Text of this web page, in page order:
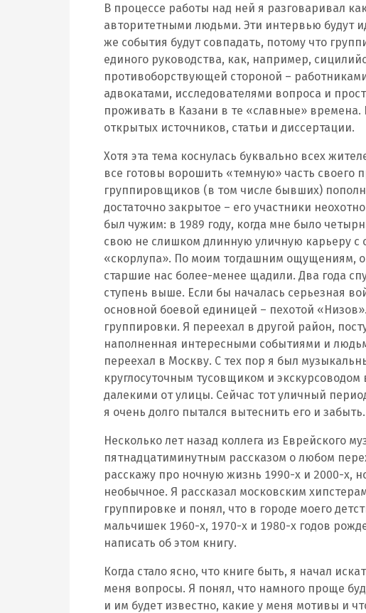
В процессе работы над ней я разговаривал
авторитетными людьми. Эти интервью будут
же события будут совпадать, потому что
единого руководства, как, например,
противоборствующей стороной –
адвокатами, исследователями вопроса и
проживать в Казани в те «славные»
открытых источников, статьи и диссертации.
Хотя эта тема коснулась буквально всех
все готовы ворошить «темную» часть своего
группировщиков (в том числе бывших)
достаточно закрытое – его участники
был чужим: в 1989 году, когда мне было
свою не слишком длинную уличную карьеру с
«скорлупа». По моим тогдашним ощущениям,
старшие нас более-менее щадили. Два года
ступень выше. Если бы началась серьезная
основной боевой единицей – пехотой
группировки. Я переехал в другой район,
наполненная интересными событиями и
переехал в Москву. С тех пор я был
круглосуточным тусовщиком и
далекими от улицы. Сейчас тот уличный
я очень долго пытался вытеснить его и забыть.
Несколько лет назад коллега из Еврейского
пятнадцатиминутным рассказом о любом
расскажу про ночную жизнь 1990-х и 2000-х,
необычное. Я рассказал московским
группировке и понял, что в городе моего
мальчишек 1960-х, 1970-х и 1980-х годов
написать об этом книгу.
Когда стало ясно, что книге быть, я начал
меня вопросы. Я понял, что намного проще
и им будет известно, какие у меня мотивы и